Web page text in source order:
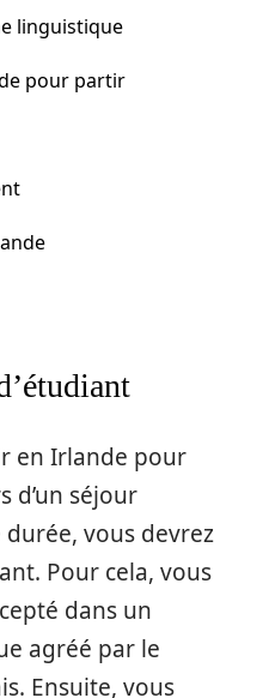
linguistique
pour partir
en Irlande pour
d’un séjour
vous devrez
Pour cela, vous
dans un
agréé par le
Ensuite, vous